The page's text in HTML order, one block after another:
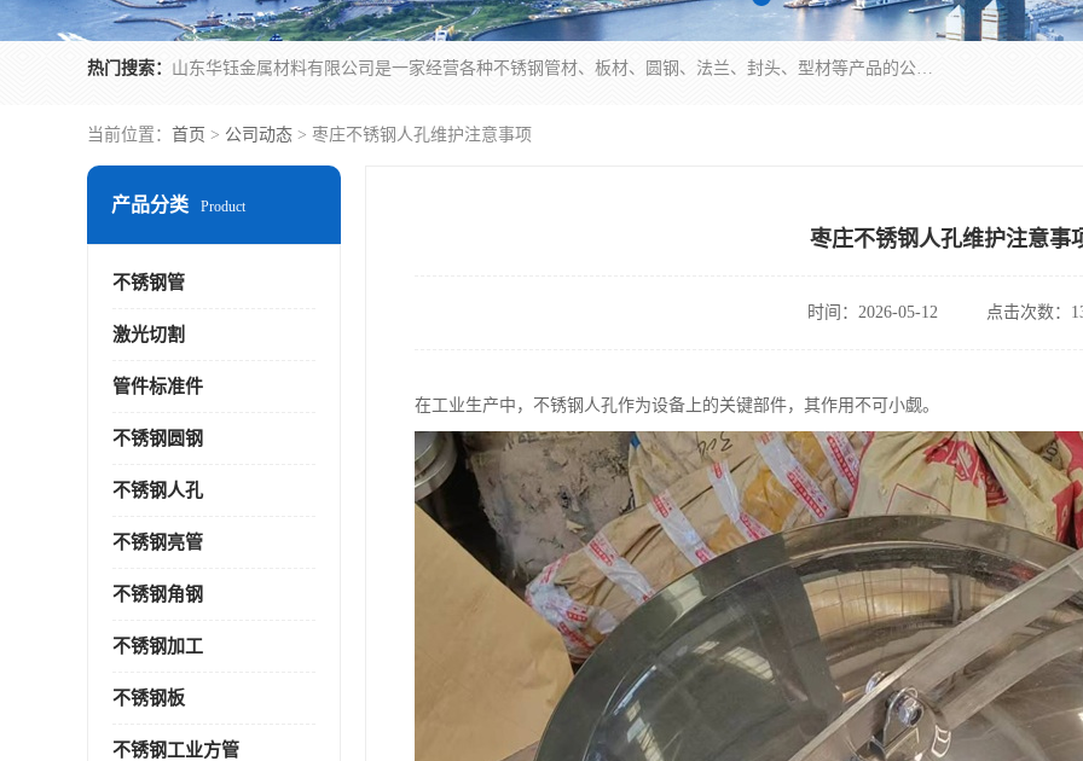
热门搜索： 山东华钰金属材料有限公司是一家经营各种不锈钢管材、板材、圆钢、法兰、封头、型材等产品的公司；主营产品有：不锈钢管，激光切割，管件标准件，不锈钢圆钢，不锈钢人孔，不锈钢亮管，不锈钢角钢，不锈钢加工，不锈钢管子，不锈钢工业方管，不锈钢封头，不锈钢法兰，不锈钢阀门，不锈钢槽钢，不锈钢扁钢，不锈钢板等；可为客户制作各种规格的型材及不锈钢配件、非标准件及各种容器具等，能满足客户的不同采购要求。
当前位置： 首页 > 公司动态 > 枣庄不锈钢人孔维护注意事项
产品分类 Product
不锈钢管
激光切割
管件标准件
不锈钢圆钢
不锈钢人孔
不锈钢亮管
不锈钢角钢
不锈钢加工
不锈钢板
不锈钢工业方管
枣庄不锈钢人孔维护注意事
时间：2026-05-12 点击次数：
在工业生产中，不锈钢人孔作为设备上的关键部件，其作用不可小觑。